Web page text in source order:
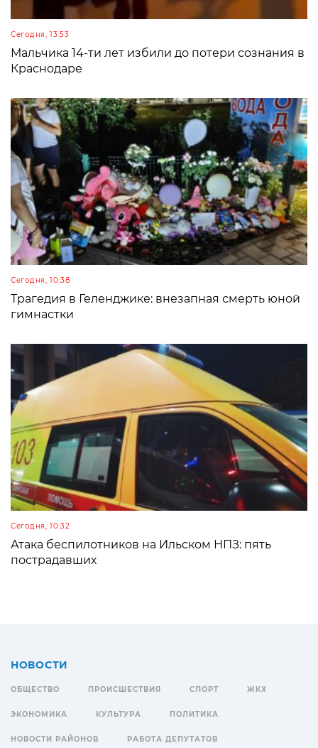
Сегодня, 13:53
Мальчика 14-ти лет избили до потери сознания в
Краснодаре
Сегодня, 10:38
Трагедия в Геленджике: внезапная смерть юной
гимнастки
Сегодня, 10:32
Атака беспилотников на Ильском НПЗ: пять
пострадавших
НОВОСТИ
ОБЩЕСТВО ПРОИСШЕСТВИЯ СПОРТ ЖКХ
ЭКОНОМИКА КУЛЬТУРА ПОЛИТИКА
НОВОСТИ РАЙОНОВ РАБОТА ДЕПУТАТОВ